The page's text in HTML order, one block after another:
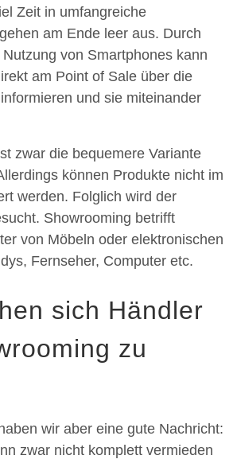
Zeit in umfangreiche
am Ende leer aus. Durch
von Smartphones kann
am Point of Sale über die
und sie miteinander
zwar die bequemere Variante
können Produkte nicht im
werden. Folglich wird der
Showrooming betrifft
von Möbeln oder elektronischen
Fernseher, Computer etc.
sich Händler
zu
wir aber eine gute Nachricht:
zwar nicht komplett vermieden